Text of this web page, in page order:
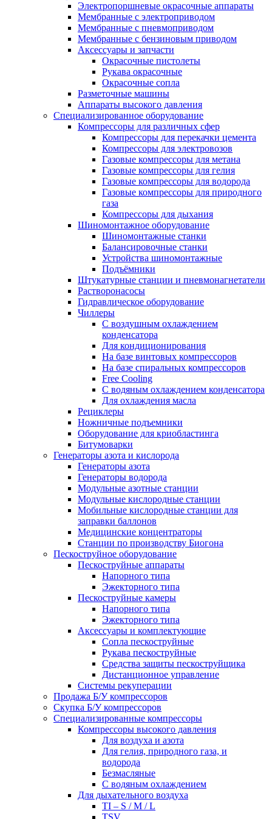
Электропоршневые окрасочные аппараты
Мембранные с электроприводом
Мембранные с пневмоприводом
Мембранные с бензиновым приводом
Аксессуары и запчасти
Окрасочные пистолеты
Рукава окрасочные
Окрасочные сопла
Разметочные машины
Аппараты высокого давления
Специализированное оборудование
Компрессоры для различных сфер
Компрессоры для перекачки цемента
Компрессоры для электровозов
Газовые компрессоры для метана
Газовые компрессоры для гелия
Газовые компрессоры для водорода
Газовые компрессоры для природного
газа
Компрессоры для дыхания
Шиномонтажное оборудование
Шиномонтажные станки
Балансировочные станки
Устройства шиномонтажные
Подъёмники
Штукатурные станции и пневмонагнетатели
Растворонасосы
Гидравлическое оборудование
Чиллеры
С воздушным охлаждением
конденсатора
Для кондиционирования
На базе винтовых компрессоров
На базе спиральных компрессоров
Free Cooling
С водяным охлаждением конденсатора
Для охлаждения масла
Рециклеры
Ножничные подъемники
Оборудование для криобластинга
Битумоварки
Генераторы азота и кислорода
Генераторы азота
Генераторы водорода
Модульные азотные станции
Модульные кислородные станции
Мобильные кислородные станции для
заправки баллонов
Медицинские концентраторы
Станции по производству Биогона
Пескоструйное оборудование
Пескоструйные аппараты
Напорного типа
Эжекторного типа
Пескоструйные камеры
Напорного типа
Эжекторного типа
Аксессуары и комплектующие
Сопла пескоструйные
Рукава пескоструйные
Средства защиты пескоструйщика
Дистанционное управление
Системы рекуперации
Продажа Б/У компрессоров
Скупка Б/У компрессоров
Специализированные компрессоры
Компрессоры высокого давления
Для воздуха и азота
Для гелия, природного газа, и
водорода
Безмасляные
С водяным охлаждением
Для дыхательного воздуха
TI – S / M / L
TSV